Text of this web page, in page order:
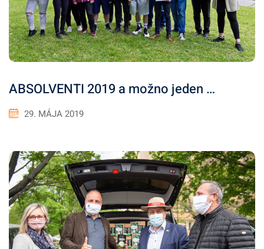
ABSOLVENTI 2019 a možno jeden …
29. MÁJA 2019